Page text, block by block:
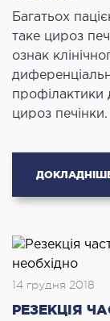
Багатьох
таке цироз
ознак
профілактики
цироз печінки.
14 грудня 2018
РЕЗЕКЦІЯ